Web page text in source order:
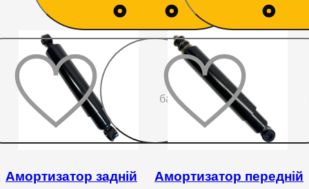
бажаного
Амортизатор задній
Амортизатор передній